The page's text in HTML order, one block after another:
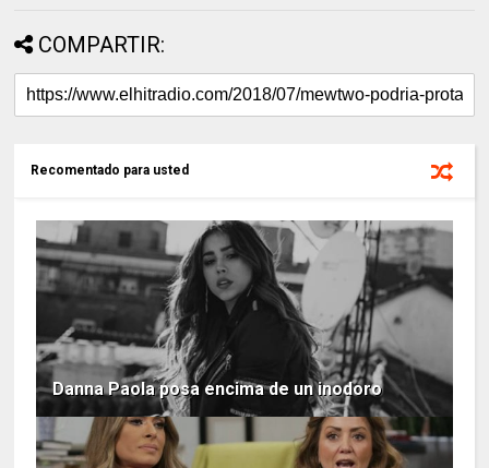
COMPARTIR:
Recomentado para usted
Danna Paola posa encima de un inodoro